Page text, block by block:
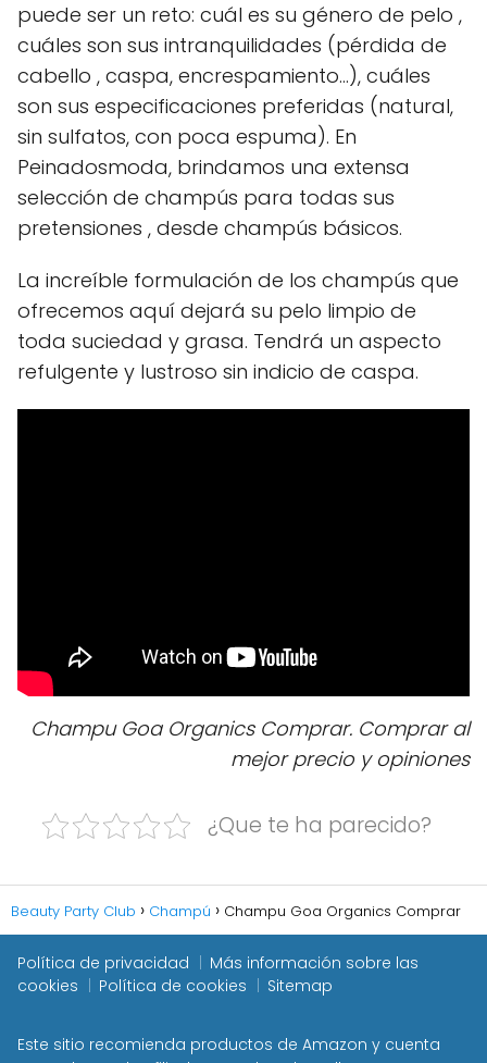
puede ser un reto: cuál es su género de pelo ,
cuáles son sus intranquilidades (pérdida de
cabello , caspa, encrespamiento...), cuáles
son sus especificaciones preferidas (natural,
sin sulfatos, con poca espuma). En
Peinadosmoda, brindamos una extensa
selección de champús para todas sus
pretensiones , desde champús básicos.
La increíble formulación de los champús que
ofrecemos aquí dejará su pelo limpio de
toda suciedad y grasa. Tendrá un aspecto
refulgente y lustroso sin indicio de caspa.
Champu Goa Organics Comprar. Comprar al
mejor precio y opiniones
¿Que te ha parecido?
Beauty Party Club Champú Champu Goa Organics Comprar
Política de privacidad
Más información sobre las
cookies
Política de cookies Sitemap
Este sitio recomienda productos de Amazon y cuenta